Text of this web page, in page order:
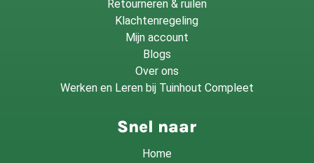
Retourneren & ruilen
Klachtenregeling
Mijn account
Blogs
Over ons
Werken en Leren bij Tuinhout Compleet
Snel naar
Home